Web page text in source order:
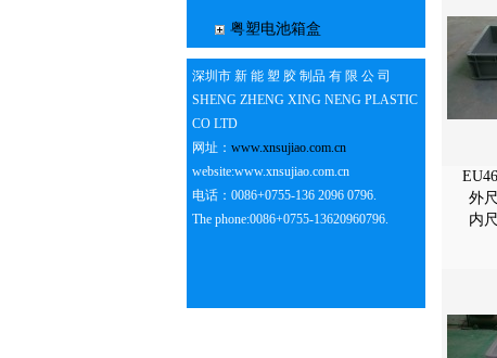
粤塑电池箱盒
深圳市 新 能 塑 胶 制品 有 限 公 司
SHENG ZHENG XING NENG PLASTIC
CO LTD
网址： www.xnsujiao.com.cn
website:www.xnsujiao.com.cn
电话：0086+0755-136 2096 0796.
The phone:0086+0755-13620960796.
外
内